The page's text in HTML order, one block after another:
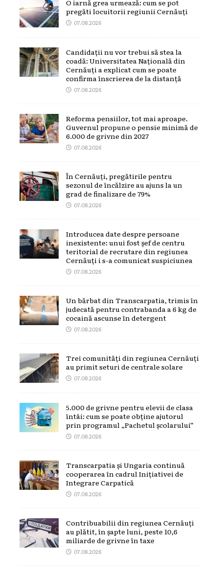
O iarnă grea urmează: cum se pot
pregăti locuitorii regiunii Cernăuți
07.08.2026
Candidații nu vor trebui să stea la
coadă: Universitatea Națională din
Cernăuți a explicat cum se poate
confirma înscrierea de la distanță
07.08.2026
Reforma pensiilor, tot mai aproape.
Guvernul propune o pensie minimă de
6.000 de grivne din 2027
07.08.2026
În Cernăuți, pregătirile pentru
sezonul de încălzire au ajuns la un
grad de finalizare de 79%
07.08.2026
Introducea date despre persoane
inexistente: unui fost șef de centru
teritorial de recrutare din regiunea
Cernăuți i s-a comunicat suspiciunea
07.08.2026
Un bărbat din Transcarpatia, trimis în
judecată pentru contrabanda a 6 kg de
cocaină ascunse în detergent
07.08.2026
Trei comunități din regiunea Cernăuți
au primit seturi de centrale solare
07.08.2026
5.000 de grivne pentru elevii de clasa
întâi: cum se poate obține ajutorul
prin programul „Pachetul școlarului”
07.08.2026
Transcarpatia și Ungaria continuă
cooperarea în cadrul Inițiativei de
Integrare Carpatică
07.08.2026
Contribuabilii din regiunea Cernăuți
au plătit, în șapte luni, peste 10,6
miliarde de grivne în taxe
07.08.2026